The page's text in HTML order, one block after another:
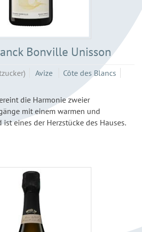
Bonville Unisson
Avize
Côte des Blancs
die Harmonie zweier
mit einem warmen und
eines der Herzstücke des Hauses.